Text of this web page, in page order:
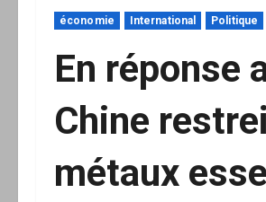
économie International Politique
En réponse
Chine
métaux